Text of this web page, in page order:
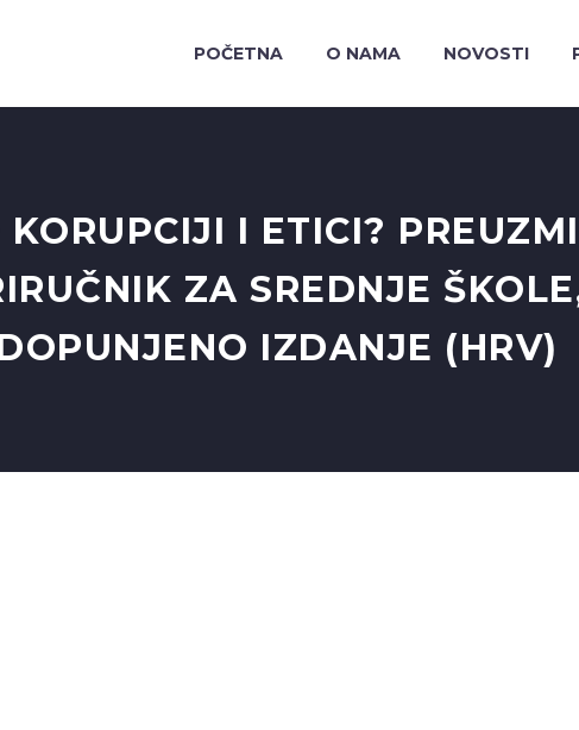
POČETNA O NAMA NOVOSTI
I ETICI?
ZA SREDNJE
IZDANJE (HRV)